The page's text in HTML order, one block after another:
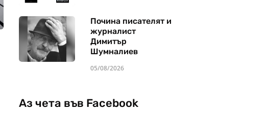
Почина писателят и
журналист
Димитър
Шумналиев
05/08/2026
Аз чета във Facebook